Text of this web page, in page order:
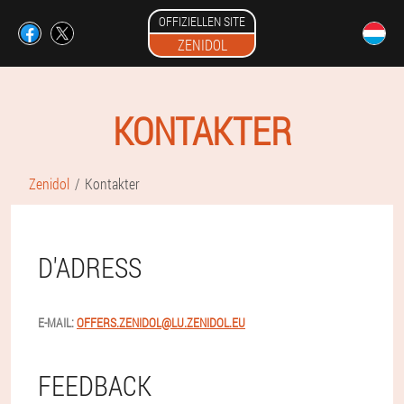
OFFIZIELLEN SITE
ZENIDOL
KONTAKTER
Zenidol Kontakter
D'ADRESS
E-MAIL:OFFERS.ZENIDOL@LU.ZENIDOL.EU
FEEDBACK